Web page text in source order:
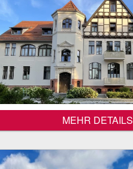
MEHR DETAILS